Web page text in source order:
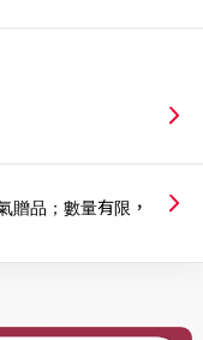
贈品；數量有限，